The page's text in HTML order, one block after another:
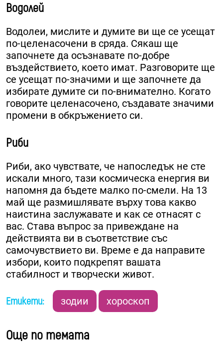
Водолей
Водолеи, мислите и думите ви ще се усещат
по-целенасочени в сряда. Сякаш ще
започнете да осъзнавате по-добре
въздействието, което имат. Разговорите ще
се усещат по-значими и ще започнете да
избирате думите си по-внимателно. Когато
говорите целенасочено, създавате значими
промени в обкръжението си.
Риби
Риби, ако чувствате, че напоследък не сте
искали много, тази космическа енергия ви
напомня да бъдете малко по-смели. На 13
май ще размишлявате върху това какво
наистина заслужавате и как се отнасят с
вас. Става въпрос за привеждане на
действията ви в съответствие със
самочувствието ви. Време е да направите
избори, които подкрепят вашата
стабилност и творчески живот.
Етикети: зодии хороскоп
Още по темата